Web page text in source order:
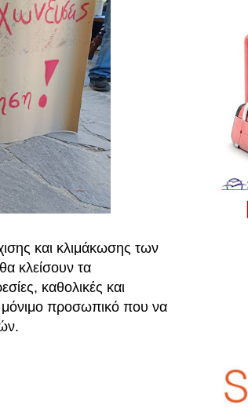
και κλιμάκωσης των
κλείσουν τα
καθολικές και
μόνιμο προσωπικό που να